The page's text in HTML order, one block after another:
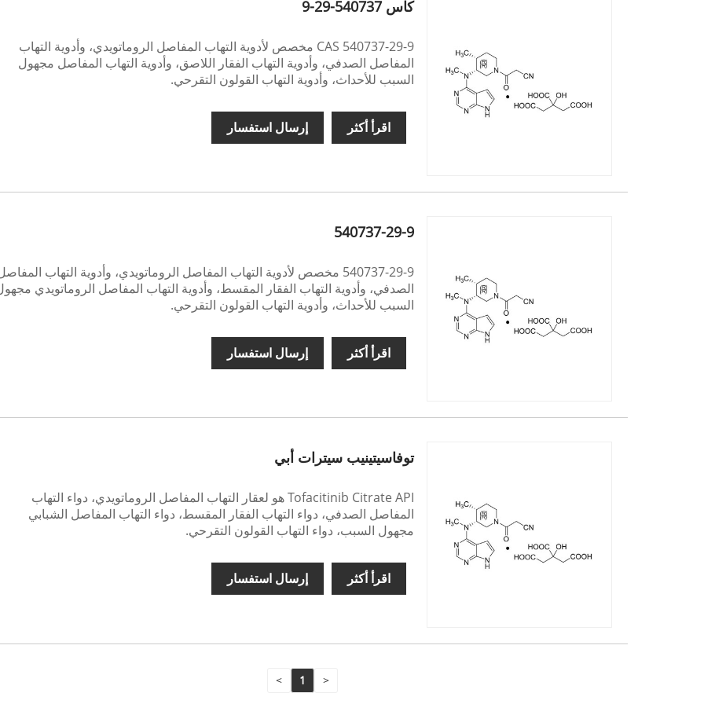
كاس 540737-29-9
CAS 540737-29-9 مخصص لأدوية التهاب المفاصل الروماتويدي، وأدوية التهاب
المفاصل الصدفي، وأدوية التهاب الفقار اللاصق، وأدوية التهاب المفاصل مجهول
السبب للأحداث، وأدوية التهاب القولون التقرحي.
اقرأ أكثر إرسال استفسار
540737-29-9
540737-29-9 مخصص لأدوية التهاب المفاصل الروماتويدي، وأدوية التهاب
الصدفي، وأدوية التهاب الفقار المقسط، وأدوية التهاب المفاصل الروماتويدي
السبب للأحداث، وأدوية التهاب القولون التقرحي.
اقرأ أكثر إرسال استفسار
توفاسيتينيب سيترات أبي
Tofacitinib Citrate API هو لعقار التهاب المفاصل الروماتويدي، دواء التهاب
المفاصل الصدفي، دواء التهاب الفقار المقسط، دواء التهاب المفاصل الشبابي
مجهول السبب، دواء التهاب القولون التقرحي.
اقرأ أكثر إرسال استفسار
<
1
>